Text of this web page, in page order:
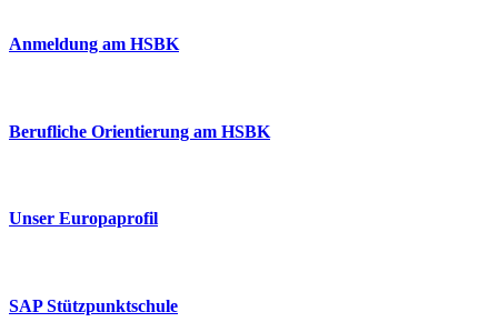
Anmeldung am HSBK
Berufliche Orientierung am HSBK
Unser Europaprofil
SAP Stützpunktschule